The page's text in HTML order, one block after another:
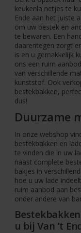
keukenla netjes te
Ende aan het juiste
om uw bestek en
te bewaren. Een
daarentegen zorgt
is en u gemakkelijk
ons een ruim
van verschillende
kunststof. Ook
bestekbakken,
dus!
Duurzame
In onze webshop
bestekbakken en
te vinden die in uw
naast complete
bakjes in
hoe u uw lade
ruim aanbod aan
onder andere van
u bij Van ’t